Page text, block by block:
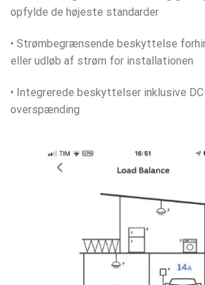
opfylde de højeste standarder
• Strømbegrænsende beskyttelse
eller udløb af strøm for installationen
• Integrerede beskyttelser inklusive
overspænding